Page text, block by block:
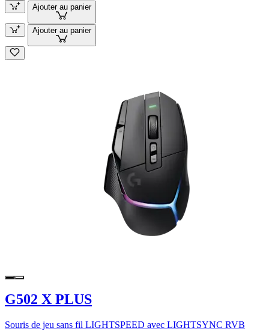
Ajouter au panier
Ajouter au panier
G502 X PLUS
Souris de jeu sans fil LIGHTSPEED avec LIGHTSYNC RVB